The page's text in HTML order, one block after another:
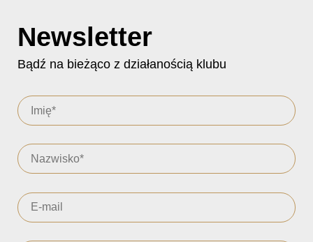
Newsletter
Bądź na bieżąco z działanością klubu